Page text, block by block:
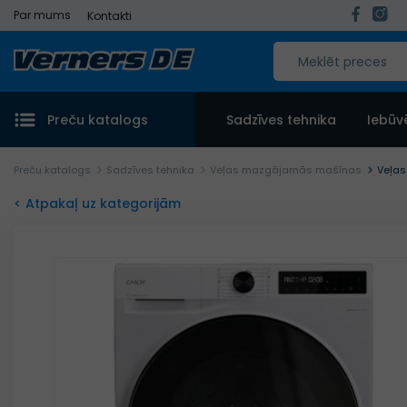
Par mums Kontakti
Preču katalogs Sadzīves tehnika
Preču katalogs Sadzīves tehnika Veļas mazgājamās mašīnas
< Atpakaļ uz kategorijām